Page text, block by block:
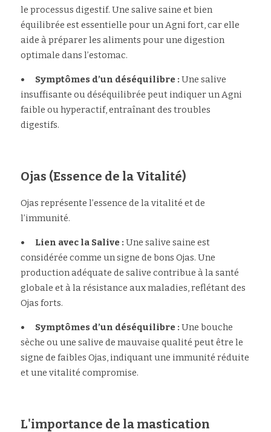
le processus digestif. Une salive saine et bien
équilibrée est essentielle pour un Agni fort, car elle
aide à préparer les aliments pour une digestion
optimale dans l’estomac.
•	Symptômes d’un déséquilibre : Une salive
insuffisante ou déséquilibrée peut indiquer un Agni
faible ou hyperactif, entraînant des troubles
digestifs.
Ojas (Essence de la Vitalité)
Ojas représente l’essence de la vitalité et de
l’immunité.
•	Lien avec la Salive : Une salive saine est
considérée comme un signe de bons Ojas. Une
production adéquate de salive contribue à la santé
globale et à la résistance aux maladies, reflétant des
Ojas forts.
•	Symptômes d’un déséquilibre : Une bouche
sèche ou une salive de mauvaise qualité peut être le
signe de faibles Ojas, indiquant une immunité réduite
et une vitalité compromise.
L'importance de la mastication